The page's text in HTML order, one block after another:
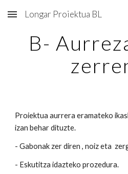
Skip to main content
Longar Proiektua BL
B-
Proiektua aurrera eramateko
izan behar dituzte.
- Gabonak zer diren , noiz eta
- Eskutitza idazteko prozedura.